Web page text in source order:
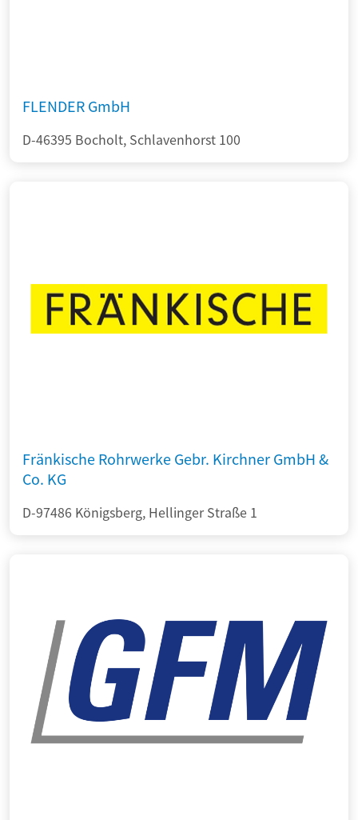
FLENDER GmbH
D-46395 Bocholt, Schlavenhorst 100
Fränkische Rohrwerke Gebr. Kirchner GmbH &
Co. KG
D-97486 Königsberg, Hellinger Straße 1